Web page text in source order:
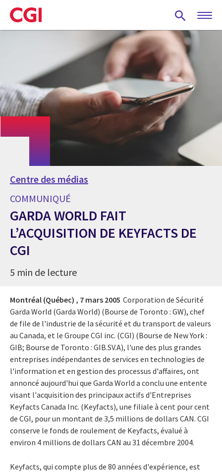
Skip
to
main
Centre des médias
COMMUNIQUÉ
GARDA WORLD FAIT
L’ACQUISITION DE KEYFACTS DE
CGI
5 min de lecture
Montréal (Québec) , 7 mars 2005 Corporation de Sécurité
Garda World (Garda World) (Bourse de Toronto : GW), chef
de file de l'industrie de la sécurité et du transport de valeurs
au Canada, et le Groupe CGI inc. (CGI) (Bourse de New York :
GIB; Bourse de Toronto : GIB.SV.A), l'une des plus grandes
entreprises indépendantes de services en technologies de
l'information et en gestion des processus d'affaires, ont
annoncé aujourd'hui que Garda World a conclu une entente
visant l'acquisition des principaux actifs d'Entreprises
Keyfacts Canada Inc. (Keyfacts), une filiale à cent pour cent
de CGI, pour un montant de 3,5 millions de dollars CAN. CGI
conserve le fonds de roulement de Keyfacts, évalué à
environ 4 millions de dollars CAN au 31 décembre 2004.
Keyfacts, qui compte plus de 80 années d'expérience, est